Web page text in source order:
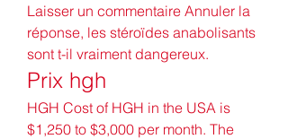
Laisser un commentaire Annuler la
réponse, les stéroïdes anabolisants
sont t-il vraiment dangereux.
Prix hgh
HGH Cost of HGH in the USA is
$1,250 to $3,000 per month. The